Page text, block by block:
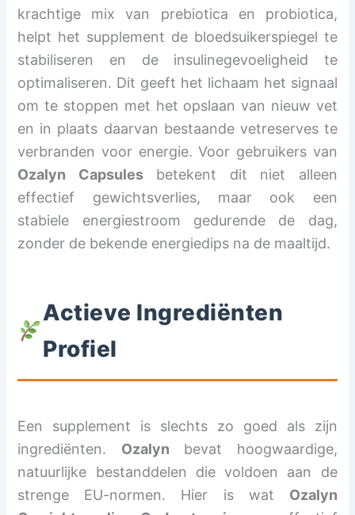
krachtige mix van prebiotica en probiotica,
helpt het supplement de bloedsuikerspiegel te
stabiliseren en de insulinegevoeligheid te
optimaliseren. Dit geeft het lichaam het signaal
om te stoppen met het opslaan van nieuw vet
en in plaats daarvan bestaande vetreserves te
verbranden voor energie. Voor gebruikers van
Ozalyn Capsulesbetekent dit niet alleen
effectief gewichtsverlies, maar ook een
stabiele energiestroom gedurende de dag,
zonder de bekende energiedips na de maaltijd.
Actieve Ingrediënten
Profiel
Een supplement is slechts zo goed als zijn
ingrediënten. Ozalyn bevat hoogwaardige,
natuurlijke bestanddelen die voldoen aan de
strenge EU-normen. Hier is wat Ozalyn